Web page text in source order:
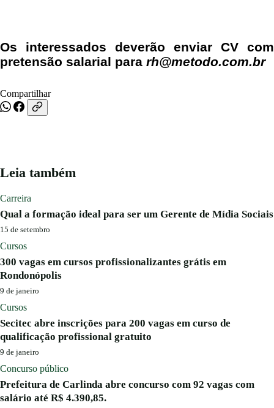
Os interessados deverão enviar CV com
pretensão salarial para rh@metodo.com.br
Compartilhar
Leia também
Carreira
Qual a formação ideal para ser um Gerente de Mídia Sociais
15 de setembro
Cursos
300 vagas em cursos profissionalizantes grátis em
Rondonópolis
9 de janeiro
Cursos
Secitec abre inscrições para 200 vagas em curso de
qualificação profissional gratuito
9 de janeiro
Concurso público
Prefeitura de Carlinda abre concurso com 92 vagas com
salário até R$ 4.390,85.